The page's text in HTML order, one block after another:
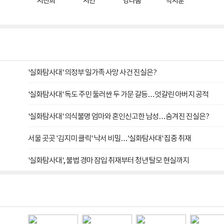
'실화탐사대' 의정부 일가족 사망 사건 진실은?
'실화탐사대' 독도 주민 둘러싼 두 가문 갈등…엇갈린 아버지 공적
'실화탐사대' 의식불명 엄마와 혼인신고한 남성…숨겨진 진실은?
서울 곳곳 '김지미 클릭' 낙서 비밀…'실화탐사대' 집중 취재
'실화탐사대', 불법 경마 잠입 취재부터 청년 탈모 현실까지